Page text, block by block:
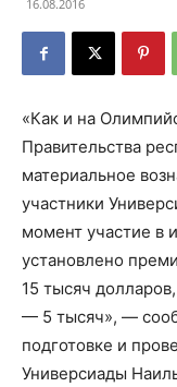
16.08.2016
«Как и на
Правительства
материальное
участники
момент участие в
установлено
15 тысяч
— 5 тысяч», —
подготовке и
Универсиады